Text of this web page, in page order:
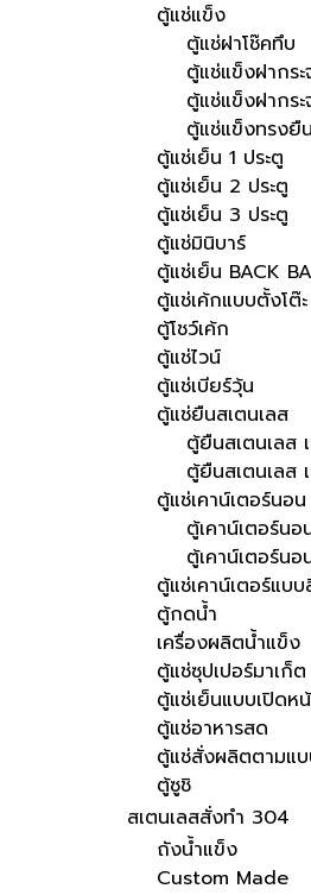
ตู้แช่แข็ง
ตู้แช่ฝาโช๊คทึบ
ตู้แช่แข็งฝากร
ตู้แช่แข็งฝากร
ตู้แช่แข็งทรงยืน
ตู้แช่เย็น 1 ประตู
ตู้แช่เย็น 2 ประตู
ตู้แช่เย็น 3 ประตู
ตู้แช่มินิบาร์
ตู้แช่เย็น BACK
ตู้แช่เค้กแบบตั้งโต๊ะ
ตู้โชว์เค้ก
ตู้แช่ไวน์
ตู้แช่เบียร์วุ้น
ตู้แช่ยืนสเตนเลส
ตู้ยืนสเตนเลส
ตู้ยืนสเตนเลส
ตู้แช่เคาน์เตอร์นอน
ตู้เคาน์เตอร์น
ตู้เคาน์เตอร์น
ตู้แช่เคาน์เตอร์แบ
ตู้กดน้ำ
เครื่องผลิตน้ำแข็ง
ตู้แช่ซุปเปอร์มาเก็ต
ตู้แช่เย็นแบบเปิดห
ตู้แช่อาหารสด
ตู้แช่สั่งผลิตตามแ
ตู้ซูชิ
สเตนเลสสั่งทำ 304
ถังน้ำแข็ง
Custom Made